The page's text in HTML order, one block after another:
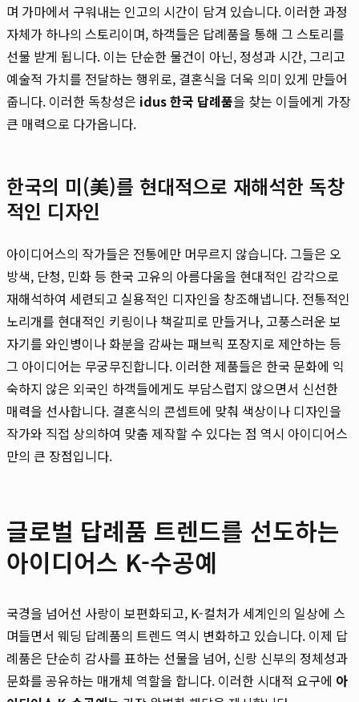
며 가마에서 구워내는 인고의 시간이 담겨 있습니다. 이러한 과정
자체가 하나의 스토리이며, 하객들은 답례품을 통해 그 스토리를
선물 받게 됩니다. 이는 단순한 물건이 아닌, 정성과 시간, 그리고
예술적 가치를 전달하는 행위로, 결혼식을 더욱 의미 있게 만들어
줍니다. 이러한 독창성은 idus 한국 답례품을 찾는 이들에게 가장
큰 매력으로 다가옵니다.
한국의 미(美)를 현대적으로 재해석한 독창
적인 디자인
아이디어스의 작가들은 전통에만 머무르지 않습니다. 그들은 오
방색, 단청, 민화 등 한국 고유의 아름다움을 현대적인 감각으로
재해석하여 세련되고 실용적인 디자인을 창조해냅니다. 전통적인
노리개를 현대적인 키링이나 책갈피로 만들거나, 고풍스러운 보
자기를 와인병이나 화분을 감싸는 패브릭 포장지로 제안하는 등
그 아이디어는 무궁무진합니다. 이러한 제품들은 한국 문화에 익
숙하지 않은 외국인 하객들에게도 부담스럽지 않으면서 신선한
매력을 선사합니다. 결혼식의 콘셉트에 맞춰 색상이나 디자인을
작가와 직접 상의하여 맞춤 제작할 수 있다는 점 역시 아이디어스
만의 큰 장점입니다.
글로벌 답례품 트렌드를 선도하는
아이디어스 K-수공예
국경을 넘어선 사랑이 보편화되고, K-컬처가 세계인의 일상에 스
며들면서 웨딩 답례품의 트렌드 역시 변화하고 있습니다. 이제 답
례품은 단순히 감사를 표하는 선물을 넘어, 신랑 신부의 정체성과
문화를 공유하는 매개체 역할을 합니다. 이러한 시대적 요구에 아